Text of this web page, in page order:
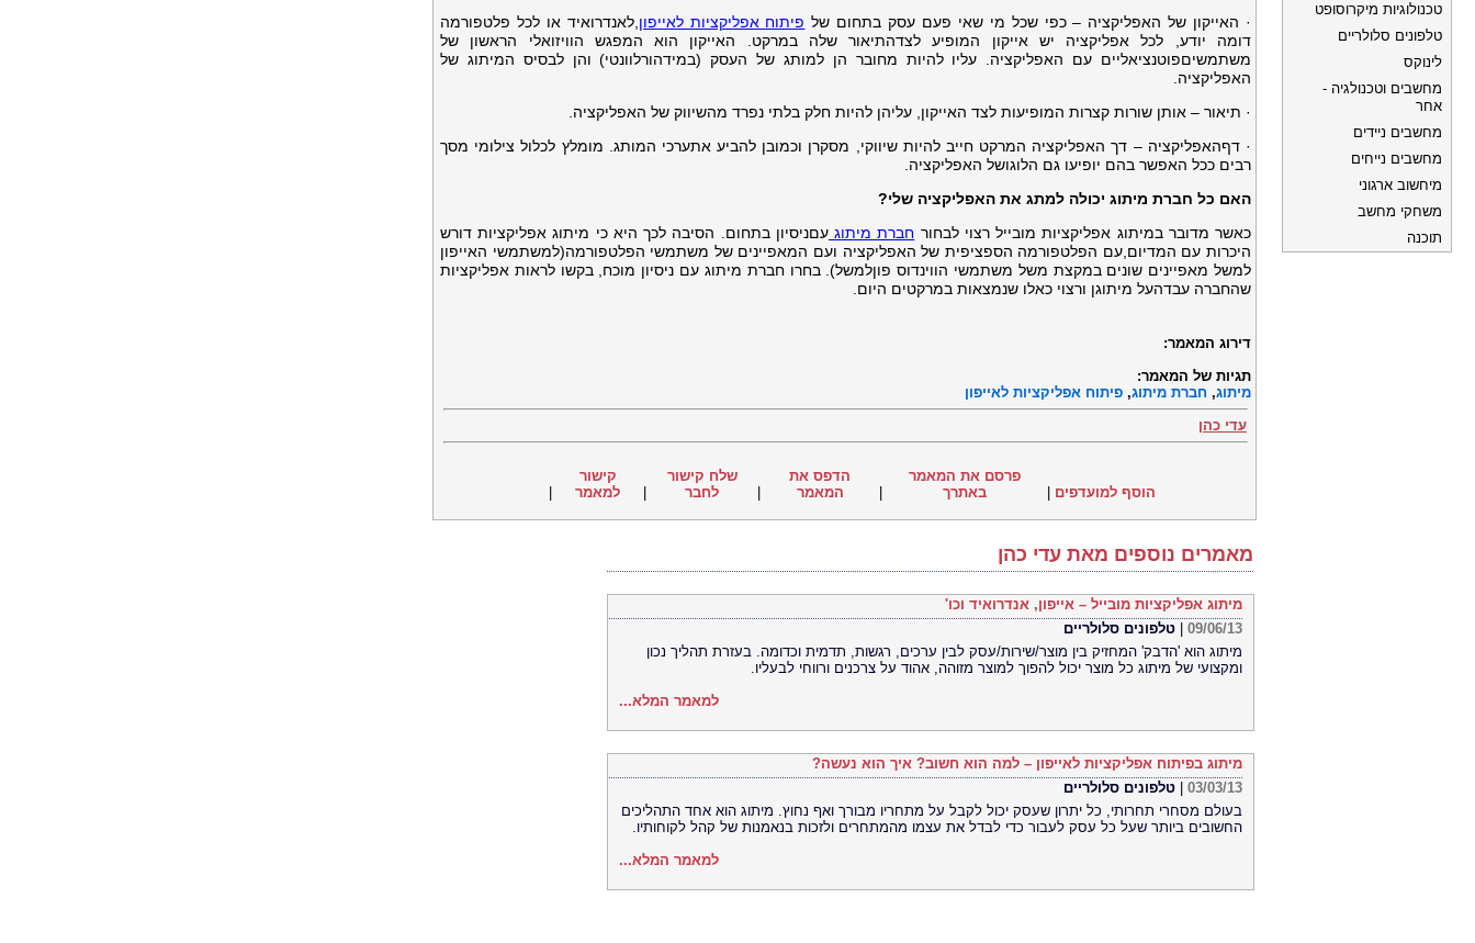
· האייקון של האפליקציה – כפי שכל מי שאי פעם עסק בתחום של פיתוח אפליקציות לאייפון ,לאנדרואיד או לכל פלטפורמה
דומה יודע, לכל אפליקציה יש אייקון המופיע לצדהתיאור שלה במרקט. האייקון הוא המפגש הוויזואלי הראשון של
משתמשיםפוטנציאליים עם האפליקציה. עליו להיות מחובר הן למותג של העסק (במידהורלוונטי) והן לבסיס המיתוג של
האפליקציה.
· תיאור – אותן שורות קצרות המופיעות לצד האייקון, עליהן להיות חלק בלתי נפרד מהשיווק של האפליקציה.
· דףהאפליקציה – דך האפליקציה המרקט חייב להיות שיווקי, מסקרן וכמובן להביע אתערכי המותג. מומלץ לכלול צילומי מסך
רבים ככל האפשר בהם יופיעו גם הלוגושל האפליקציה.
האם כל חברת מיתוג יכולה למתג את האפליקציה שלי?
כאשר מדובר במיתוג אפליקציות מובייל רצוי לבחור חברת מיתוגעםניסיון בתחום. הסיבה לכך היא כי מיתוג אפליקציות דורש
היכרות עם המדיום,עם הפלטפורמה הספציפית של האפליקציה ועם המאפיינים של משתמשי הפלטפורמה(למשתמשי האייפון
למשל מאפיינים שונים במקצת משל משתמשי הווינדוס פוןלמשל). בחרו חברת מיתוג עם ניסיון מוכח, בקשו לראות אפליקציות
שהחברה עבדהעל מיתוגן ורצוי כאלו שנמצאות במרקטים היום.
דירוג המאמר:
תגיות של המאמר:
מיתוג, חברת מיתוג, פיתוח אפליקציות לאייפון
עדי כהן
הוסף למועדפים |
פרסם את המאמר
באתרך
|
הדפס את
המאמר
|
שלח קישור
לחבר
|
קישור
למאמר
|
מאמרים נוספים מאת עדי כהן
מיתוג אפליקציות מובייל – אייפון, אנדרואיד וכו'
09/06/13
טלפונים סלולריים
מיתוג הוא 'הדבק' המחזיק בין מוצר/שירות/עסק לבין ערכים, רגשות, תדמית וכדומה. בעזרת תהליך נכון
ומקצועי של מיתוג כל מוצר יכול להפוך למוצר מזוהה, אהוד על צרכנים ורווחי לבעליו.
למאמר המלא...
מיתוג בפיתוח אפליקציות לאייפון – למה הוא חשוב? איך הוא נעשה?
03/03/13
טלפונים סלולריים
בעולם מסחרי תחרותי, כל יתרון שעסק יכול לקבל על מתחריו מבורך ואף נחוץ. מיתוג הוא אחד התהליכים
החשובים ביותר שעל כל עסק לעבור כדי לבדל את עצמו מהמתחרים ולזכות בנאמנות של קהל לקוחותיו.
למאמר המלא...
טכנולוגיות מיקרוסופט
טלפונים סלולריים
לינוקס
מחשבים וטכנולגיה -
אחר
מחשבים ניידים
מחשבים נייחים
מיחשוב ארגוני
משחקי מחשב
תוכנה